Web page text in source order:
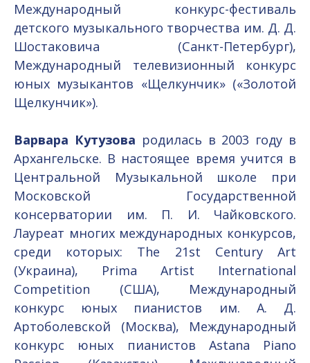
Международный конкурс-фестиваль
детского музыкального творчества им. Д. Д.
Шостаковича (Санкт-Петербург),
Международный телевизионный конкурс
юных музыкантов «Щелкунчик» («Золотой
Щелкунчик»).
Варвара Кутузова родилась в 2003 году в
Архангельске. В настоящее время учится в
Центральной Музыкальной школе при
Московской Государственной
консерватории им. П. И. Чайковского.
Лауреат многих международных конкурсов,
среди которых: The 21st Century Art
(Украина), Prima Artist International
Competition (США), Международный
конкурс юных пианистов им. А. Д.
Артоболевской (Москва), Международный
конкурс юных пианистов Astana Piano